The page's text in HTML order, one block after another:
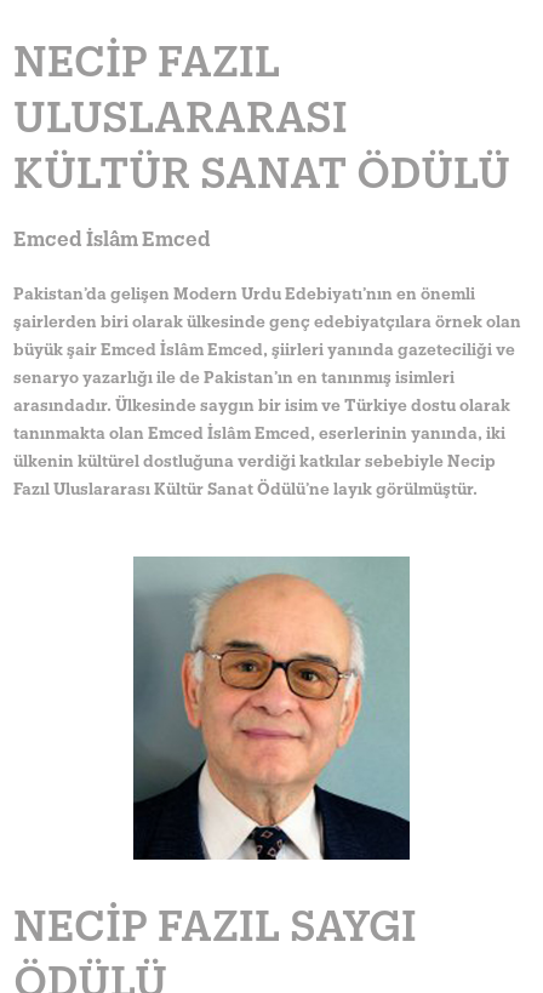
NECIP FAZIL
ULUSLARARASI
KÜLTÜR SANAT ÖDÜLÜ
Emced İslâm Emced
Pakistan’da gelişen Modern Urdu Edebiyatı’nın en önemli
şairlerden biri olarak ülkesinde genç edebiyatçılara örnek olan
büyük şair Emced İslâm Emced, şiirleri yanında gazeteciliği ve
senaryo yazarlığı ile de Pakistan’ın en tanınmış isimleri
arasındadır. Ülkesinde saygın bir isim ve Türkiye dostu olarak
tanınmakta olan Emced İslâm Emced, eserlerinin yanında, iki
ülkenin kültürel dostluğuna verdiği katkılar sebebiyle Necip
Fazıl Uluslararası Kültür Sanat Ödülü’ne layık görülmüştür.
NECIP FAZIL SAYGI
ÖDÜLÜ